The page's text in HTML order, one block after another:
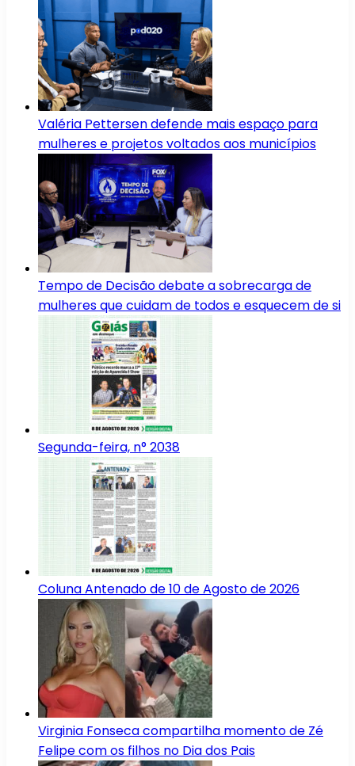
Valéria Pettersen defende mais espaço para
mulheres e projetos voltados aos municípios
Tempo de Decisão debate a sobrecarga de
mulheres que cuidam de todos e esquecem de si
Segunda-feira, n° 2038
Coluna Antenado de 10 de Agosto de 2026
Virginia Fonseca compartilha momento de Zé
Felipe com os filhos no Dia dos Pais